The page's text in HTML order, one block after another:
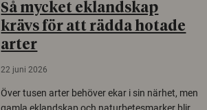
Så mycket eklandskap
krävs för att rädda hotade
arter
22 juni 2026
Över tusen arter behöver ekar i sin närhet, men
gamla eklandskap och naturbetesmarker blir